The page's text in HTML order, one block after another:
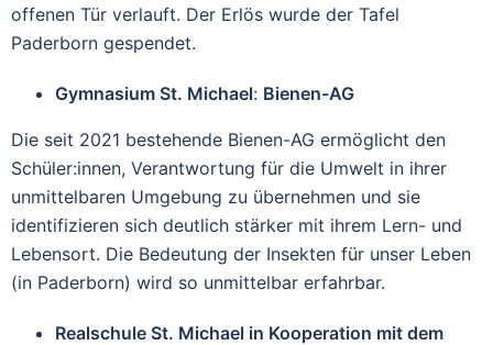
offenen Tür verlauft. Der Erlös wurde der Tafel
Paderborn gespendet.
Gymnasium St. Michael: Bienen-AG
Die seit 2021 bestehende Bienen-AG ermöglicht den
Schüler:innen, Verantwortung für die Umwelt in ihrer
unmittelbaren Umgebung zu übernehmen und sie
identifizieren sich deutlich stärker mit ihrem Lern- und
Lebensort. Die Bedeutung der Insekten für unser Leben
(in Paderborn) wird so unmittelbar erfahrbar.
Realschule St. Michael in Kooperation mit dem